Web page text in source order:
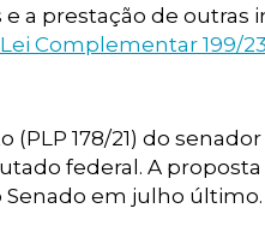
a prestação de outras
Lei Complementar 199/23
178/21) do
federal. A proposta
Senado em julho último.